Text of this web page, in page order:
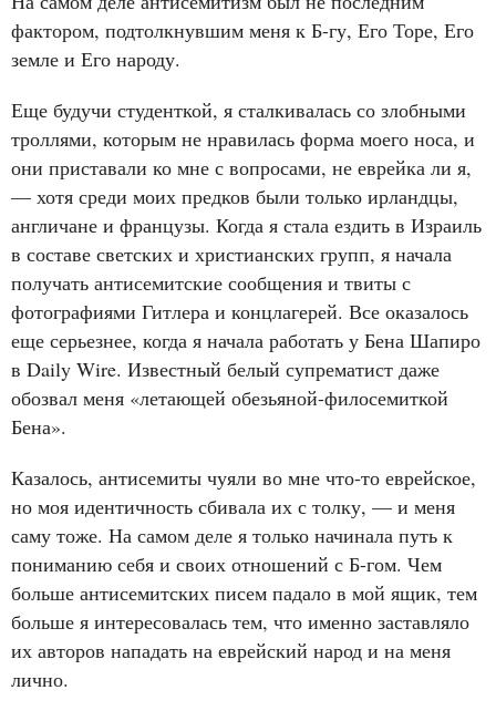
фактором, подтолкнувшим меня к Б-гу, Его Торе, Его
земле и Его народу.
Еще будучи студенткой, я сталкивалась со злобными
троллями, которым не нравилась форма моего носа, и
они приставали ко мне с вопросами, не еврейка ли я,
— хотя среди моих предков были только ирландцы,
англичане и французы. Когда я стала ездить в Израиль
в составе светских и христианских групп, я начала
получать антисемитские сообщения и твиты с
фотографиями Гитлера и концлагерей. Все оказалось
еще серьезнее, когда я начала работать у Бена Шапиро
в Daily Wire. Известный белый супрематист даже
обозвал меня «летающей обезьяной-филосемиткой
Бена».
Казалось, антисемиты чуяли во мне что-то еврейское,
но моя идентичность сбивала их с толку, — и меня
саму тоже. На самом деле я только начинала путь к
пониманию себя и своих отношений с Б-гом. Чем
больше антисемитских писем падало в мой ящик, тем
больше я интересовалась тем, что именно заставляло
их авторов нападать на еврейский народ и на меня
лично.